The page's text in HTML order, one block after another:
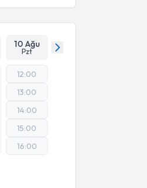
10 Ağu
Pzt
12:00
13:00
14:00
15:00
16:00